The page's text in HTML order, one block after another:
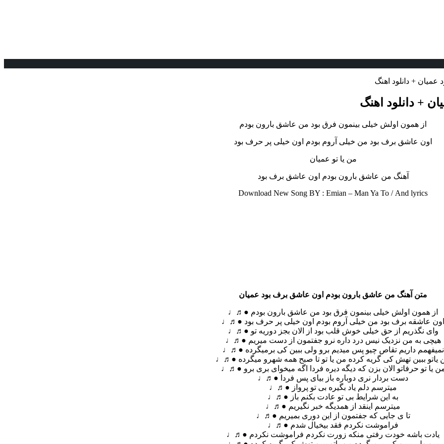
+ دانلود اهنگ
+ دانلود اهنگ
از همون اولش خیلی بینمون فرق بود من عاشق بارون بودم
اون عاشق برف بود من خیلی آروم بودم اون خیلی پر حرف بود
من یا تو عمیان
آهنگ من عاشق بارون بودم اون عاشق برف بود
Download New Song BY : Emian – Man Ya To / And lyrics
متن آهنگ من عاشق بارون بودم اون عاشق برف بود عمیان
از همون اولش خیلی بینمون فرق بود من عاشق بارون بودم ●♬♩
اون عاشقه برف بود من خیلی آروم بودم اون خیلی پر حرف بود ●♬♩
وای نگذریم از حق خیلی خوش قلب بود از الان بجز دوریه تو ●♬♩
هیچی به من نزدیک نیس درد داره نرو جفتمون از دست میریم ●♬♩
نمیفهمم داریم تقاص چیو پس میدیم برو ولی ببین کی برمیگرده ●♬♩
یاتو ببین تهش کی گریه کرده من یا تو تا صبح همه شهرو میگرده ●♬♩
یا تو حرفاتو الان بزن که دیگه دیره فردا اگه میخوای بری برو ●♬♩
دست بردار نری دوباره باز بیای پس فردا ●♬♩
میترسم دلم یاد بگیره بی تو پرواز ●♬♩
به این شرایط بی تو عادت بکنم باز ●♬♩
میترسم اینقد از همدیگه خبر نگیریم ●♬♩
تا ی جایی که جفتمون از این دوری بمیریم ●♬♩
فراموشت نکردم فقد بیخیال شدم ●♬♩
یادت باشه خودت رفتی منکه زورت نکردم فراموشت نکردم ●♬♩